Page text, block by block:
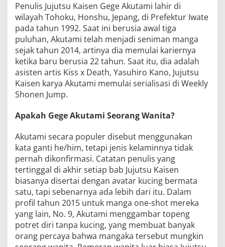
Penulis Jujutsu Kaisen Gege Akutami lahir di
wilayah Tohoku, Honshu, Jepang, di Prefektur Iwate
pada tahun 1992. Saat ini berusia awal tiga
puluhan, Akutami telah menjadi seniman manga
sejak tahun 2014, artinya dia memulai kariernya
ketika baru berusia 22 tahun. Saat itu, dia adalah
asisten artis Kiss x Death, Yasuhiro Kano, Jujutsu
Kaisen karya Akutami memulai serialisasi di Weekly
Shonen Jump.
Apakah Gege Akutami Seorang Wanita?
Akutami secara populer disebut menggunakan
kata ganti he/him, tetapi jenis kelaminnya tidak
pernah dikonfirmasi. Catatan penulis yang
tertinggal di akhir setiap bab Jujutsu Kaisen
biasanya disertai dengan avatar kucing bermata
satu, tapi sebenarnya ada lebih dari itu. Dalam
profil tahun 2015 untuk manga one-shot mereka
yang lain, No. 9, Akutami menggambar topeng
potret diri tanpa kucing, yang membuat banyak
orang percaya bahwa mangaka tersebut mungkin